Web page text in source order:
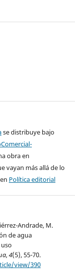
se distribuye bajo
obra en
vayan más allá de lo
Política editorial
Andrade, M.
de agua
,4(5), 55-70.
view/390